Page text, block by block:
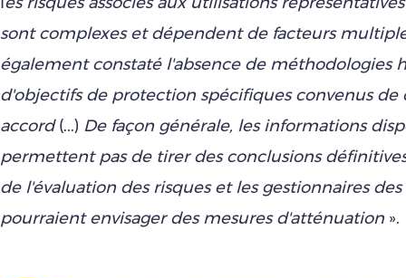
sont complexes et dépendent de facteurs
également constaté l'absence de méthodologies
d'objectifs de protection spécifiques convenus
accord(...) De façon générale, les informations
permettent pas de tirer des conclusions
de l'évaluation des risques et les gestionnaires des
pourraient envisager des mesures d'atténuation ».